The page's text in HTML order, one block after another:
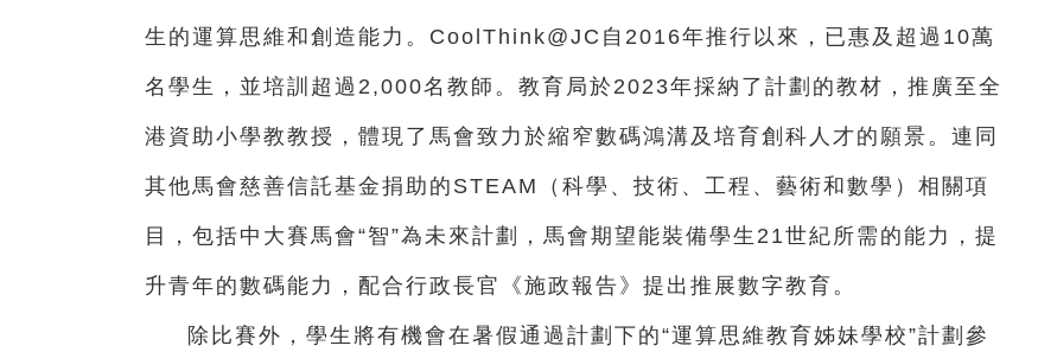
生的運算思維和創造能力。CoolThink@JC自2016年推行以來，已惠及超過10萬
名學生，並培訓超過2,000名教師。教育局於2023年採納了計劃的教材，推廣至全
港資助小學教教授，體現了馬會致力於縮窄數碼鴻溝及培育創科人才的願景。連同
其他馬會慈善信託基金捐助的STEAM（科學、技術、工程、藝術和數學）相關項
目，包括中大賽馬會“智”為未來計劃，馬會期望能裝備學生21世紀所需的能力，提
升青年的數碼能力，配合行政長官《施政報告》提出推展數字教育。
除比賽外，學生將有機會在暑假通過計劃下的“運算思維教育姊妹學校”計劃參